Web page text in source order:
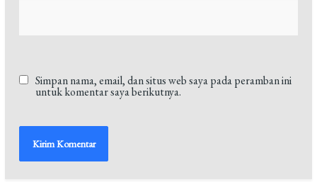
Simpan nama, email, dan situs web saya pada peramban ini
untuk komentar saya berikutnya.